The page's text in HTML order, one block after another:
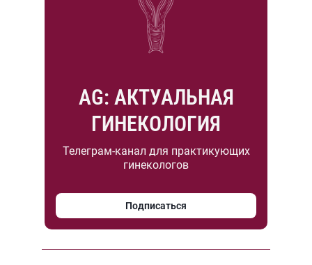
AG: АКТУАЛЬНАЯ
ГИНЕКОЛОГИЯ
Телеграм-канал для практикующих
гинекологов
Подписаться